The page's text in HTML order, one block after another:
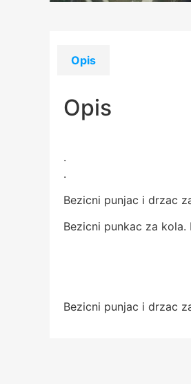
Opis
Opis
.
.
Bezicni punjac i drzac
Bezicni punkac za
Bezicni punjac i drzac